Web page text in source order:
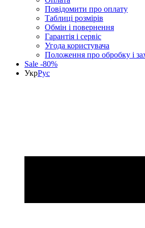
Повідомити про оплату
Таблиці розмірів
Обмін і повернення
Гарантія і сервіс
Угода користувача
Положення про обробку і
Sale -80%
УкрРус